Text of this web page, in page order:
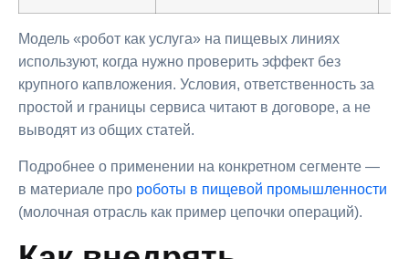
Модель «робот как услуга» на пищевых линиях
используют, когда нужно проверить эффект без
крупного капвложения. Условия, ответственность за
простой и границы сервиса читают в договоре, а не
выводят из общих статей.
Подробнее о применении на конкретном сегменте —
в материале про роботы в пищевой промышленности
(молочная отрасль как пример цепочки операций).